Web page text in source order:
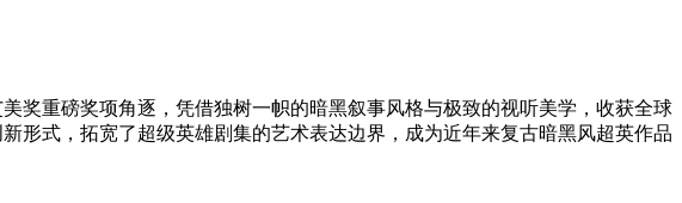
奖重磅奖项角逐，凭借独树一帜的暗黑叙事风格与极致的视听美学，收获全球
形式，拓宽了超级英雄剧集的艺术表达边界，成为近年来复古暗黑风超英作品